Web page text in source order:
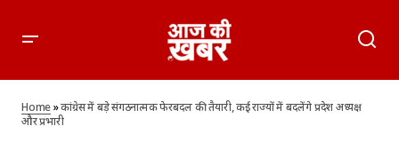
अध्यक्ष और प्रभारी
Home»कांग्रेस में बड़े संगठनात्मक फेरबदल की तैयारी, कई राज्यों में बदलेंगे प्रदेश अध्यक्ष
और प्रभारी